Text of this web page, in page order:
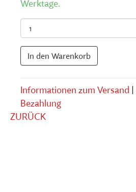
Werktage.
Anzahl
In den Warenkorb
Informationen zum Versand
Bezahlung
ZURÜCK